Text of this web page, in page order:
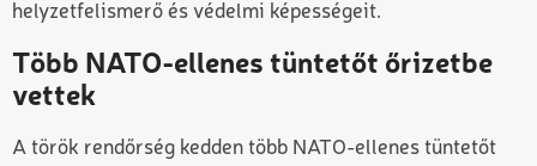
helyzetfelismerő és védelmi képességeit.
Több NATO-ellenes tüntetőt őrizetbe
vettek
A török rendőrség kedden több NATO-ellenes tüntetőt